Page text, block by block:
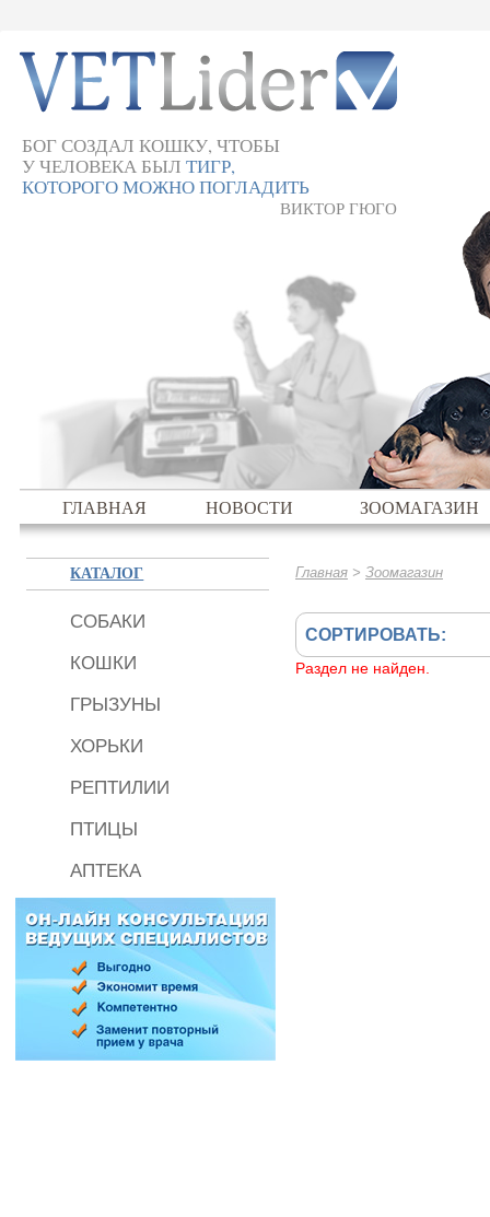
БОГ СОЗДАЛ КОШКУ, ЧТОБЫ
У ЧЕЛОВЕКА БЫЛТИГР,
КОТОРОГО МОЖНО ПОГЛАДИТЬ
ВИКТОР ГЮГО
ГЛАВНАЯ НОВОСТИ ЗООМАГАЗИН
Главная> Зоомагазин
СОРТИРОВАТЬ:
Раздел не найден.
КАТАЛОГ
СОБАКИ
КОШКИ
ГРЫЗУНЫ
ХОРЬКИ
РЕПТИЛИИ
ПТИЦЫ
АПТЕКА